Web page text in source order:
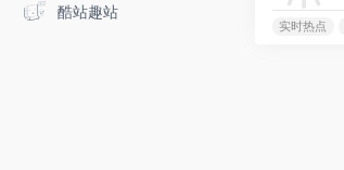
酷站趣站
实时热点